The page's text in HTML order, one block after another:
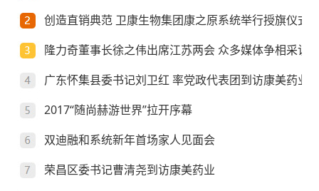
创造直销典范 卫康生物集团康之原系统举行授旗仪式
隆力奇董事长徐之伟出席江苏两会 众多媒体争相采访
广东怀集县委书记刘卫红 率党政代表团到访康美药业
2017“随尚赫游世界”拉开序幕
双迪融和系统新年首场家人见面会
荣昌区委书记曹清尧到访康美药业